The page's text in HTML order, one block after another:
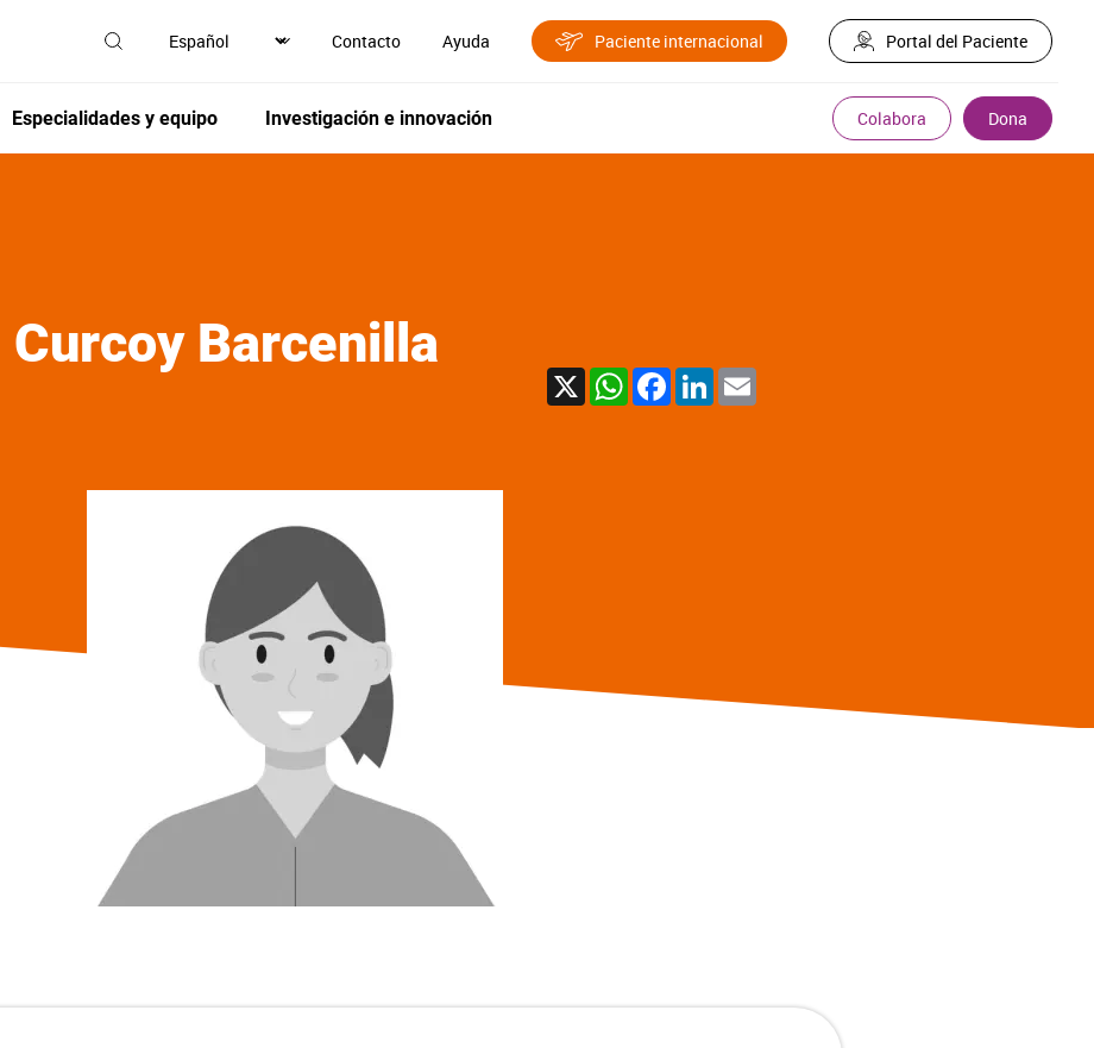
Contacto Ayuda Paciente internacional Portal del Paciente
Especialidades y equipo Investigación e innovación Colabora Dona
Curcoy Barcenilla
X WhatsAppFacebook
LinkedIn